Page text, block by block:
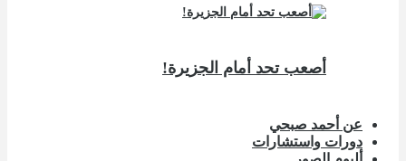
أصعب تحد أمام الجزيرة!
عن أحمد صبحي
دورات واستشارات